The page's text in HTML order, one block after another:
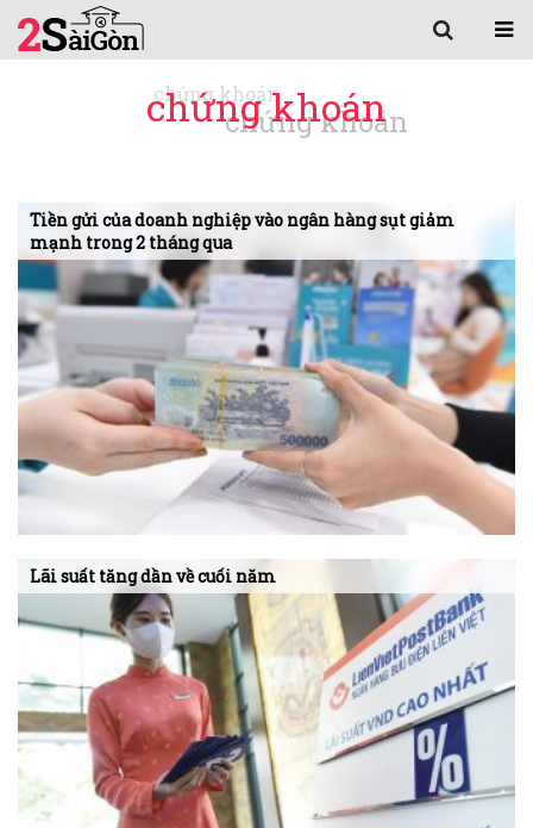
chứng khoán
Tiền gửi của doanh nghiệp vào ngân hàng sụt giảm
mạnh trong 2 tháng qua
Lãi suất tăng dần về cuối năm